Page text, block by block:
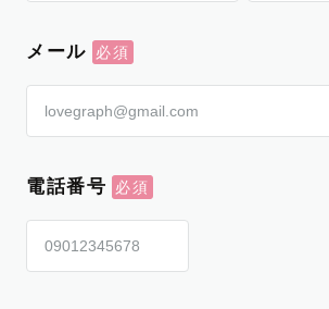
メール
電話番号